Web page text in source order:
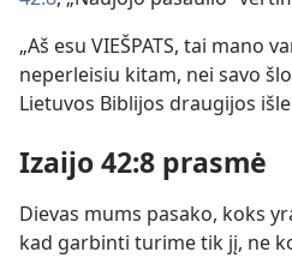
„Aš esu VIEŠPATS, tai mano
neperleisiu kitam, nei savo
Lietuvos Biblijos draugijos
Izaijo 42:8 prasmė
Dievas mums pasako, koks
kad garbinti turime tik jį, ne